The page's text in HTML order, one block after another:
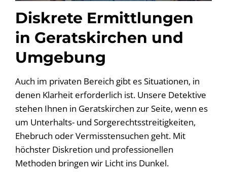
Diskrete Ermittlungen
in Geratskirchen und
Umgebung
Auch im privaten Bereich gibt es Situationen, in
denen Klarheit erforderlich ist. Unsere Detektive
stehen Ihnen in Geratskirchen zur Seite, wenn es
um Unterhalts- und Sorgerechtsstreitigkeiten,
Ehebruch oder Vermisstensuchen geht. Mit
höchster Diskretion und professionellen
Methoden bringen wir Licht ins Dunkel.